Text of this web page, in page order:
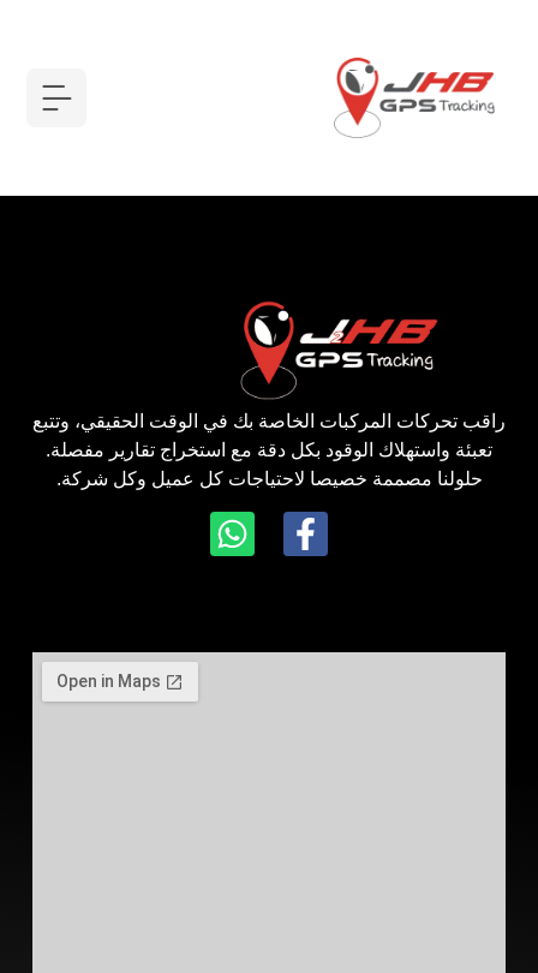
راقب تحركات المركبات الخاصة بك في الوقت الحقيقي، وتتبع
تعبئة واستهلاك الوقود بكل دقة مع استخراج تقارير مفصلة.
حلولنا مصممة خصيصا لاحتياجات كل عميل وكل شركة.